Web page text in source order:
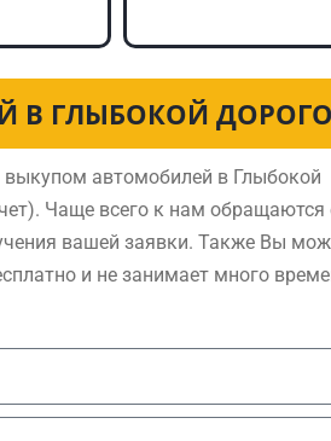
В ГЛЫБОКОЙ
автомобилей в
Чаще всего к нам
вашей заявки. Также Вы
и не занимает много